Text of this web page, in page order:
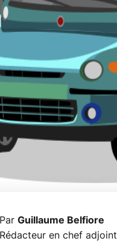
Par Guillaume Belfiore
Rédacteur en chef adjoint